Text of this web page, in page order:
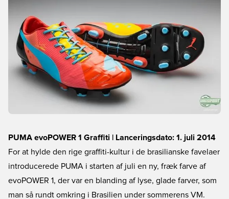
PUMA evoPOWER 1 Graffiti | Lanceringsdato: 1. juli 2014
For at hylde den rige graffiti-kultur i de brasilianske favelaer
introducerede PUMA i starten af juli en ny, fræk farve af
evoPOWER 1, der var en blanding af lyse, glade farver, som
man så rundt omkring i Brasilien under sommerens VM.